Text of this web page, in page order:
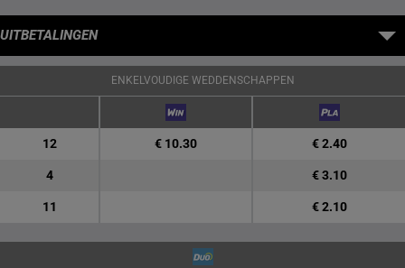
UITBETALINGEN
ENKELVOUDIGE WEDDENSCHAPPEN
12 € 10.30 € 2.40
4 € 3.10
11 € 2.10